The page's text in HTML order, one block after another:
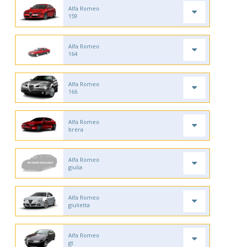
Alfa Romeo
159
Alfa Romeo
164
Alfa Romeo
166
Alfa Romeo
brera
Alfa Romeo
giulia
Alfa Romeo
giulietta
Alfa Romeo
gt